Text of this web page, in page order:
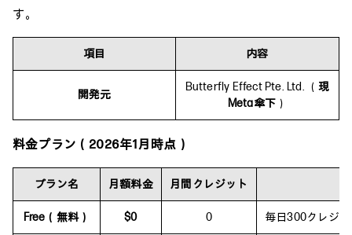
す。
項目 内容
開発元
Butterfly Effect Pte. Ltd. （現
Meta傘下 ）
料金プラン（2026年1月時点）
プラン名 月額料金 月間クレジット
Free（無料） $0 0 毎日300クレジ